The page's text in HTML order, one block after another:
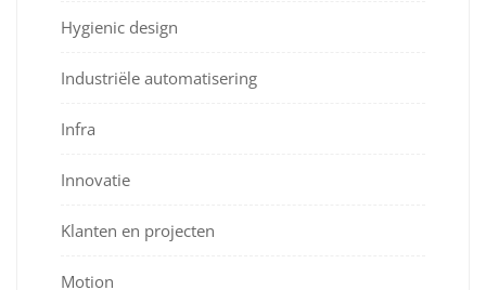
Hygienic design
Industriële automatisering
Infra
Innovatie
Klanten en projecten
Motion